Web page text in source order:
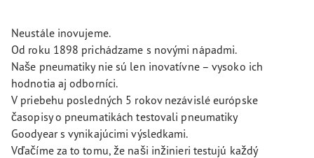
Neustále inovujeme.
Od roku 1898 prichádzame s novými nápadmi.
Naše pneumatiky nie sú len inovatívne – vysoko ich
hodnotia aj odborníci.
V priebehu posledných 5 rokov nezávislé európske
časopisy o pneumatikách testovali pneumatiky
Goodyear s vynikajúcimi výsledkami.
Vďačíme za to tomu, že naši inžinieri testujú každý